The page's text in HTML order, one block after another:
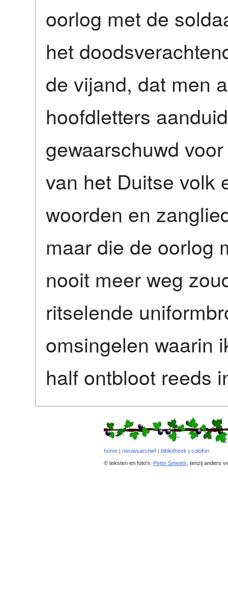
oorlog met de
het
de vijand, dat men
hoofdletters
gewaarschuwd
van het Duitse volk
woorden en
maar die de oorlog
nooit meer weg
ritselende
omsingelen waarin
half ontbloot reeds
home| nieuwsarchief| bibliotheek | colofon
© teksten en foto's: Peter Smeets , tenzij anders